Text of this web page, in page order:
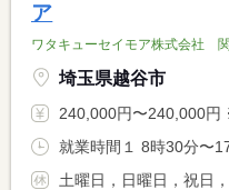
ア
ワタキューセイモア株式会社
埼玉県越谷市
240,000円〜240,000円 ※フルタイム求人の場合は
土曜日，日曜日，祝日